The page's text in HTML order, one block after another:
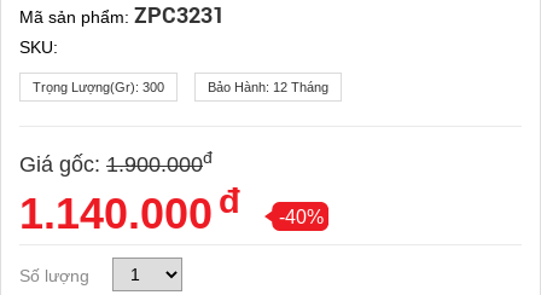
Mã sản phẩm: ZPC3231
SKU:
Trọng Lượng(gr): 300 Bảo Hành: 12 Tháng
Giá gốc: 1.900.000đ
1.140.000 đ -40%
Số lượng